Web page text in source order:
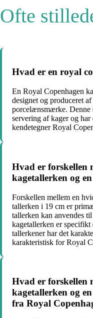
Ofte
Hvad er en royal
En Royal Copenhagen
designet og produceret
porcelænsmærke. Denne
servering af kager og
kendetegner Royal
Hvad er forskellen
kagetallerken og
Forskellen mellem en
tallerken i 19 cm er
tallerken kan anvendes
kagetallerken er specifikt
tallerkener har det
karakteristisk for Royal
Hvad er forskellen
kagetallerken og
fra Royal